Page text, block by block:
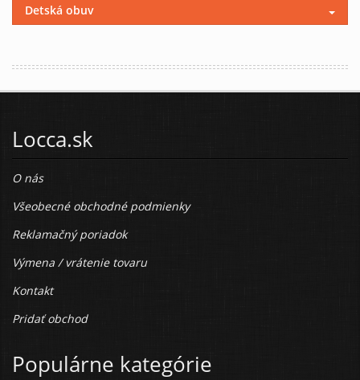
Detská obuv
Locca.sk
O nás
Všeobecné obchodné podmienky
Reklamačný poriadok
Výmena / vrátenie tovaru
Kontakt
Pridať obchod
Populárne kategórie